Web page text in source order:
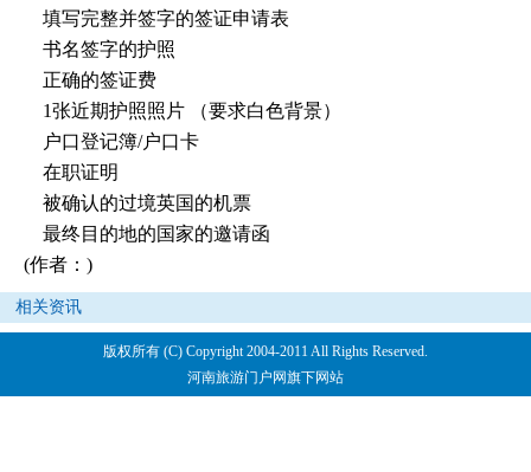
填写完整并签字的签证申请表
书名签字的护照
正确的签证费
1张近期护照照片 （要求白色背景）
户口登记簿/户口卡
在职证明
被确认的过境英国的机票
最终目的地的国家的邀请函
(作者：)
相关资讯
版权所有 (C) Copyright 2004-2011 All Rights Reserved.
河南旅游门户网旗下网站